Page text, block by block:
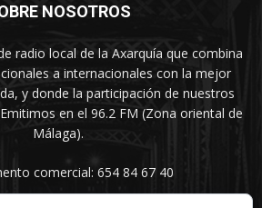
NOSOTROS
radio local de la Axarquía que combina
a internacionales con la mejor
y donde la participación de nuestros
en el 96.2 FM (Zona oriental de
Málaga).
comercial: 654 84 67 40